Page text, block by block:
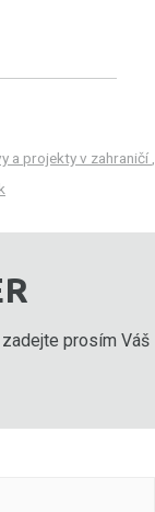
a projekty v zahraničí
prosím Váš